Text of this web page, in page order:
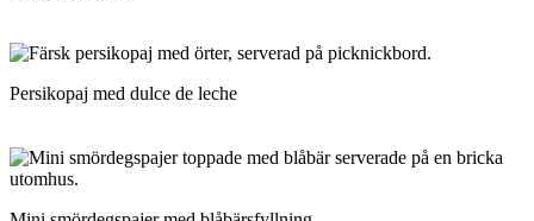
Persikopaj med dulce de leche